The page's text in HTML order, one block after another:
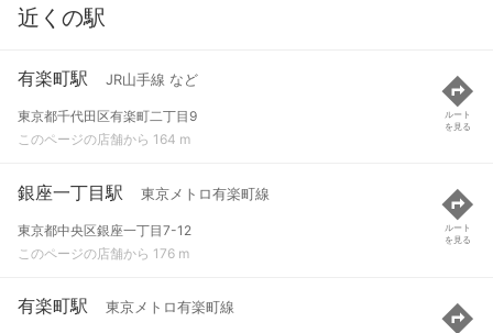
近くの駅
有楽町駅 JR山手線 など
東京都千代田区有楽町二丁目9
このページの店舗から 164 m
ルート
を見る
銀座一丁目駅 東京メトロ有楽町線
東京都中央区銀座一丁目7-12
このページの店舗から 176 m
ルート
を見る
有楽町駅 東京メトロ有楽町線